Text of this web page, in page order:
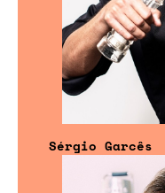
Sérgio Garcês